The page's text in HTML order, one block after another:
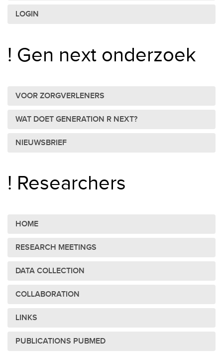
LOGIN
! Gen next onderzoek
VOOR ZORGVERLENERS
WAT DOET GENERATION R NEXT?
NIEUWSBRIEF
! Researchers
HOME
RESEARCH MEETINGS
DATA COLLECTION
COLLABORATION
LINKS
PUBLICATIONS PUBMED